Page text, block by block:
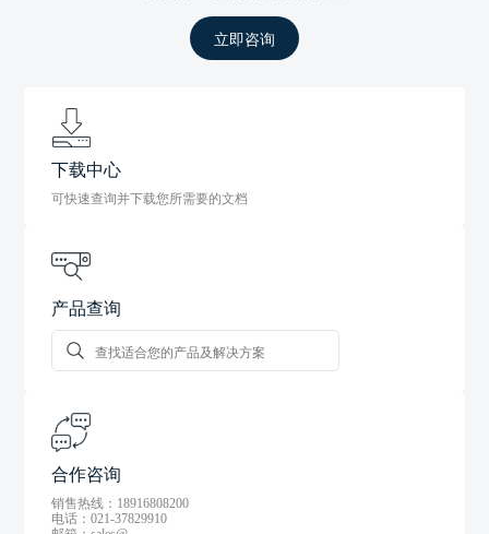
立即咨询
下载中心
可快速查询并下载您所需要的文档
产品查询
合作咨询
销售热线：18916808200
电话：021-37829910